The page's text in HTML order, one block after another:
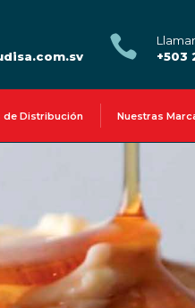

+503
de Distribución Nuestras